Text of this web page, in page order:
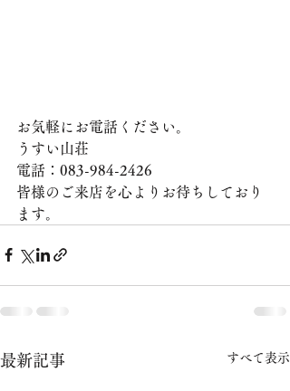
お気軽にお電話ください。
うすい山荘
電話：083-984-2426
皆様のご来店を心よりお待ちしており
ます。
最新記事 すべて表示